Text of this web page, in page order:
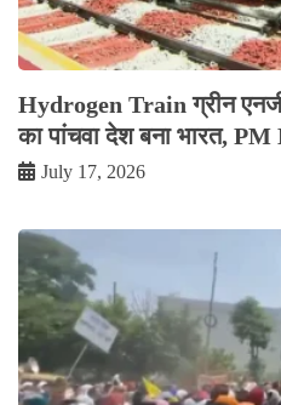
Hydrogen Train ग्रीन
का पांचवा देश बना भारत,
July 17, 2026